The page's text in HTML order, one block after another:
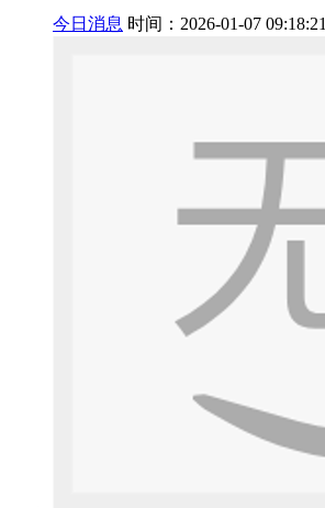
今日消息 时间：2026-01-07 09:18:21